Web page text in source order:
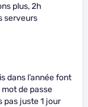
plus, 2h
serveurs
dans l’année font
de passe
pas juste 1 jour